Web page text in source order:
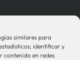
similares para
identificar y
contenido en redes